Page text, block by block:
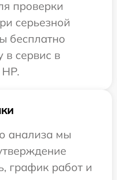
проверки
серьезной
бесплатно
в сервис в
анализа мы
график работ и